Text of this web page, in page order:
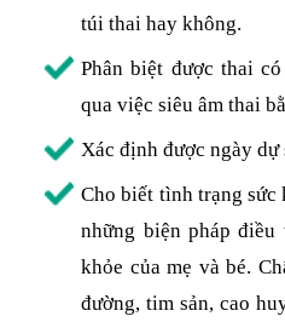
túi thai hay không.
Phân biệt được thai
qua việc siêu âm thai
Xác định được ngày
Cho biết tình trạng sức
những biện pháp
khỏe của mẹ và bé.
đường, tim sản, cao